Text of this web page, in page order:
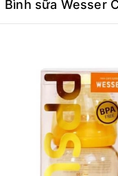
Bình sữa Wesser